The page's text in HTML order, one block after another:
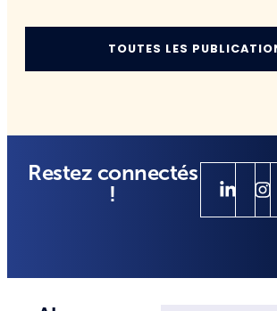
TOUTES LES
Restez connectés
!